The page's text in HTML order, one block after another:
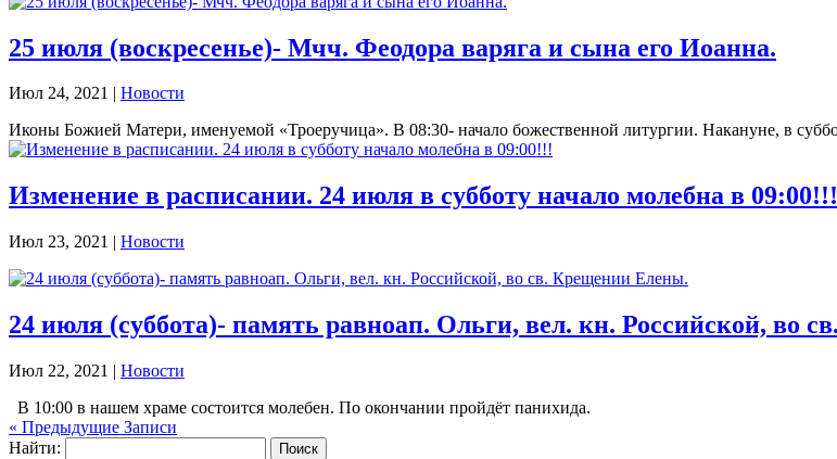
25 июля (воскресенье)- Мчч. Феодора варяга и сына его Иоанна.
Июл 24, 2021 | Новости
Иконы Божией Матери, именуемой «Троеручица». В 08:30- начало божественной литургии. Накануне, в
Изменение в расписании. 24 июля в субботу начало молебна в 09:00!!!
Июл 23, 2021 | Новости
24 июля (суббота)- память равноап. Ольги, вел. кн. Российской, во
Июл 22, 2021 | Новости
В 10:00 в нашем храме состоится молебен. По окончании пройдёт панихида.
« Предыдущие Записи
Найти: